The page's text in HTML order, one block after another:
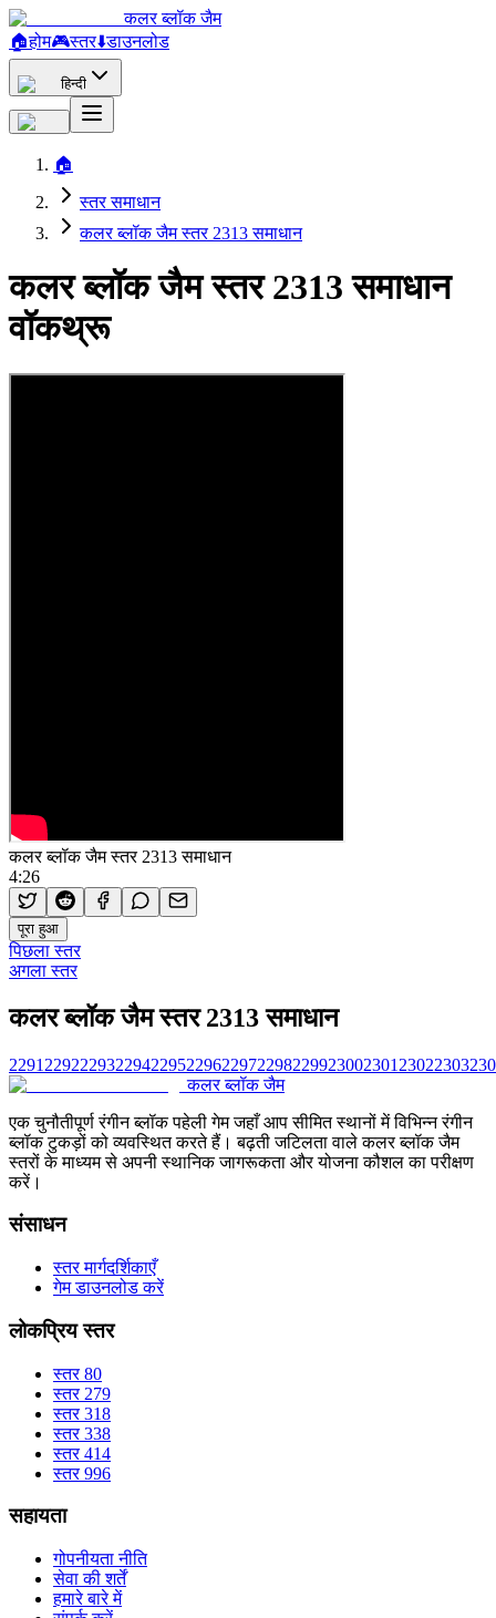
कलर ब्लॉक जैम
🏠होम🎮स्तर⬇️डाउनलोड
हिन्दी
🏠
स्तर समाधान
कलर ब्लॉक जैम स्तर 2313 समाधान
कलर ब्लॉक जैम स्तर 2313 समाधान
वॉकथ्रू
कलर ब्लॉक जैम स्तर 2313 समाधान
4:26
पूरा हुआ
पिछला स्तर
अगला स्तर
कलर ब्लॉक जैम स्तर 2313 समाधान
2291 2292229322942295229622972298229923002301 23022303
कलर ब्लॉक जैम
एक चुनौतीपूर्ण रंगीन ब्लॉक पहेली गेम जहाँ आप सीमित स्थानों में विभिन्न रंगीन
ब्लॉक टुकड़ों को व्यवस्थित करते हैं। बढ़ती जटिलता वाले कलर ब्लॉक जैम
स्तरों के माध्यम से अपनी स्थानिक जागरूकता और योजना कौशल का परीक्षण
करें।
संसाधन
स्तर मार्गदर्शिकाएँ
गेम डाउनलोड करें
लोकप्रिय स्तर
स्तर 80
स्तर 279
स्तर 318
स्तर 338
स्तर 414
स्तर 996
सहायता
गोपनीयता नीति
सेवा की शर्तें
हमारे बारे में